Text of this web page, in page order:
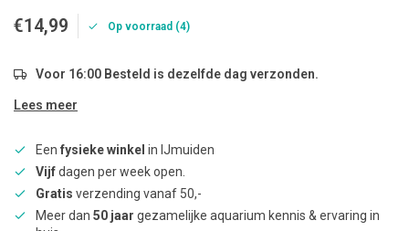
€14,99 Op voorraad (4)
Voor 16:00 Besteld is dezelfde dag verzonden.
Lees meer
Een fysieke winkel in IJmuiden
Vijfdagen per week open.
Gratis verzending vanaf 50,-
Meer dan 50 jaar gezamelijke aquarium kennis & ervaring in